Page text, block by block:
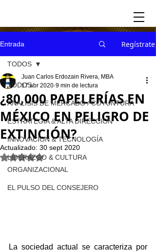
Entrada Regístrate
TODOS
ANÁLISIS DE MERCADO / COYUNTURA
ESTRATEGIA & ALTA DIRECCION
INNOVACION & TECNOLOGÍA
LIDERAZGO & CULTURA
ORGANIZACIONAL
EL PULSO DEL CONSEJERO
TODOS
¿80,000 PAPELERÍAS EN
MÉXICO EN PELIGRO DE
EXTINCIÓN?
Juan Carlos Erdozain Rivera, MBA
17 abr 2020 9 min de lectura
Actualizado: 30 sept 2020
Obtuvo NaN de 5 estrellas.
La sociedad actual se caracteriza por